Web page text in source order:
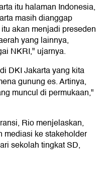
itu halaman Indonesia,
masih dianggap
akan menjadi preseden
yang lainnya,
NKRI," ujarnya.
DKI Jakarta yang kita
gunung es. Artinya,
muncul di permukaan,"
Rio menjelaskan,
mediasi ke stakeholder
sekolah tingkat SD,